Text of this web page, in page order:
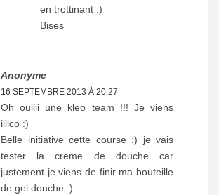
en trottinant :)
Bises
Anonyme
16 SEPTEMBRE 2013 À 20:27
Oh ouiiii une kleo team !!! Je viens
illico :)
Belle initiative cette course :) je vais
tester la creme de douche car
justement je viens de finir ma bouteille
de gel douche :)